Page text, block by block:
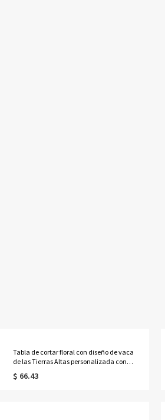
Tabla de cortar floral con diseño de vaca
de las Tierras Altas personalizada con
nombre, tabla para servir embutidos de
estilo occidental con ranura para jugo y
$ 66.43